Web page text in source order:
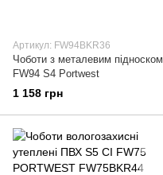
Артикул: FW94BKR36
Чоботи з металевим підноском
FW94 S4 Portwest
1 158 грн